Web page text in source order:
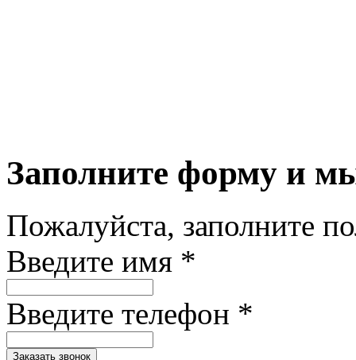
Заполните форму и
Пожалуйста, заполните
Введите имя *
Введите телефон *